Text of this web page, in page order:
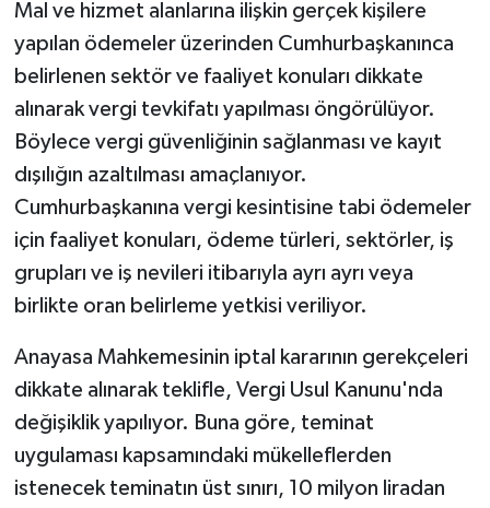
Mal ve hizmet alanlarına ilişkin gerçek kişilere
yapılan ödemeler üzerinden Cumhurbaşkanınca
belirlenen sektör ve faaliyet konuları dikkate
alınarak vergi tevkifatı yapılması öngörülüyor.
Böylece vergi güvenliğinin sağlanması ve kayıt
dışılığın azaltılması amaçlanıyor.
Cumhurbaşkanına vergi kesintisine tabi ödemeler
için faaliyet konuları, ödeme türleri, sektörler, iş
grupları ve iş nevileri itibarıyla ayrı ayrı veya
birlikte oran belirleme yetkisi veriliyor.
Anayasa Mahkemesinin iptal kararının gerekçeleri
dikkate alınarak teklifle, Vergi Usul Kanunu'nda
değişiklik yapılıyor. Buna göre, teminat
uygulaması kapsamındaki mükelleflerden
istenecek teminatın üst sınırı, 10 milyon liradan